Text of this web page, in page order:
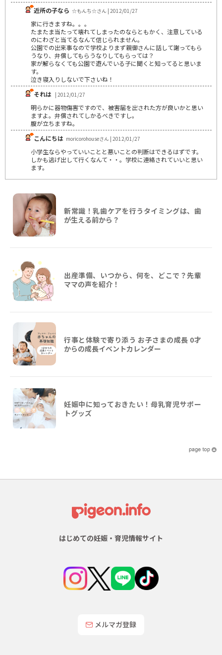
近所の子なら ☆もんち☆さん | 2012/01/27
家に行きますね。。。
たまたま当たって壊れてしまったのならともかく、注意している
のにわざと当てるなんて信じられません。
公園での出来事なので学校よりまず親御さんに話して謝ってもら
うなり、弁償してもらうなりしてもらっては？
家が解らなくても公園で遊んでいる子に聞くと知ってると思いま
す。
泣き寝入りしないで下さいね！
それは | 2012/01/27
明らかに器物傷害ですので、被害届を出された方が良いかと思い
ますよ。弁償されてしかるべきですし。
腹が立ちますね。
こんにちは moricorohouseさん | 2012/01/27
小学生ならやっていいことと悪いことの判断はできるはずです。
しかも逃げ出して行くなんて・・。学校に連絡されていいと思い
ます。
新常識！乳歯ケアを行うタイミングは、歯
が生える前から？
出産準備、いつから、何を、どこで？先輩
ママの声を紹介！
行事と体験で寄り添う お子さまの成長 0才
からの成長イベントカレンダー
妊娠中に知っておきたい！母乳育児サポー
トグッズ
はじめての妊娠・育児情報サイト
メルマガ登録